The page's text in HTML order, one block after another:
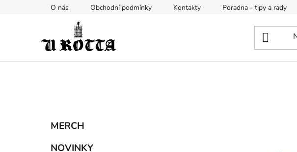
O nás Obchodní podmínky Kontakty Poradna - tipy a rady
Přeskočit
kategorie
MERCH
NOVINKY